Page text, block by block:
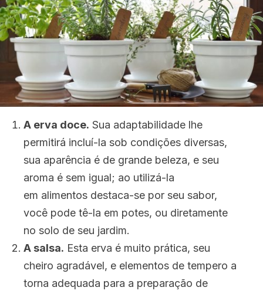
A erva doce. Sua adaptabilidade lhe
permitirá incluí-la sob condições diversas,
sua aparência é de grande beleza, e seu
aroma é sem igual; ao utilizá-la
em alimentos destaca-se por seu sabor,
você pode tê-la em potes, ou diretamente
no solo de seu jardim.
A salsa. Esta erva é muito prática, seu
cheiro agradável, e elementos de tempero a
torna adequada para a preparação de